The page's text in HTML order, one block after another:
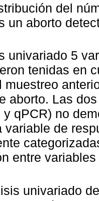
del
un aborto
univariado 5
tenidas en
muestreo
aborto. Las
qPCR) no
variable de
entre
univariado